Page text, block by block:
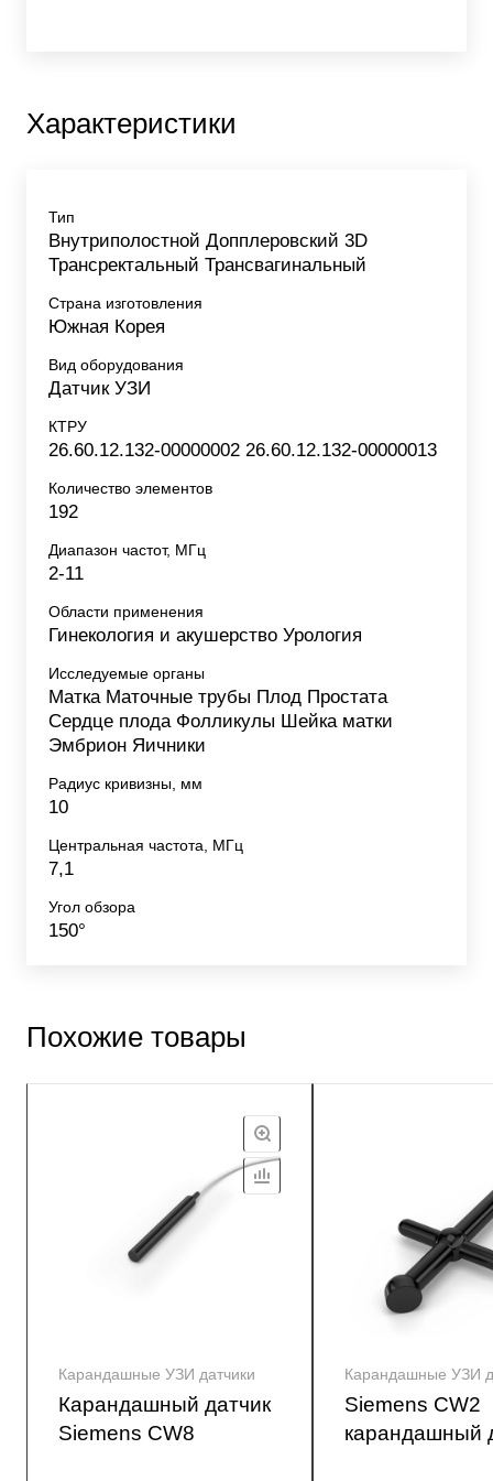
Характеристики
Тип
Внутриполостной Допплеровский 3D
Трансректальный Трансвагинальный
Страна изготовления
Южная Корея
Вид оборудования
Датчик УЗИ
КТРУ
26.60.12.132-00000002 26.60.12.132-00000013
Количество элементов
192
Диапазон частот, МГц
2-11
Области применения
Гинекология и акушерство Урология
Исследуемые органы
Матка Маточные трубы Плод Простата
Сердце плода Фолликулы Шейка матки
Эмбрион Яичники
Радиус кривизны, мм
10
Центральная частота, МГц
7,1
Угол обзора
150°
Похожие товары
Карандашные УЗИ датчики
Карандашный датчик
Siemens CW8
Карандашные УЗИ
Siemens CW2
карандашный